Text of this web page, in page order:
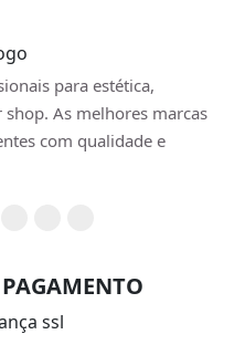
para estética,
As melhores marcas
com qualidade e